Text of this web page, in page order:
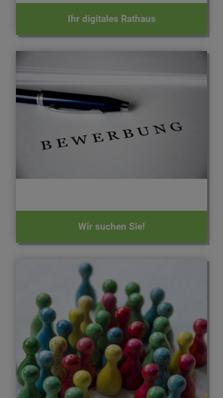
Ihr digitales Rathaus
Wir suchen Sie!
Unsere Stellenangebote - Jetzt bewerben!
Schulen und Kinderbetreuung